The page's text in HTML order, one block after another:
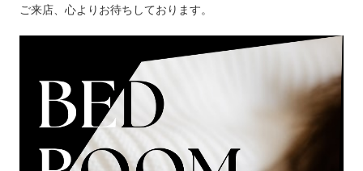
ご来店、心よりお待ちしております。